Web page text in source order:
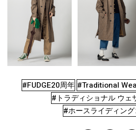
#FUDGE20周年 #Traditional
#トラディショナル ウェ
#ホースライディング